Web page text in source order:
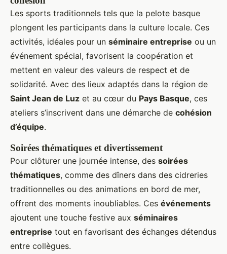
Les sports traditionnels tels que la pelote basque
plongent les participants dans la culture locale. Ces
activités, idéales pour un séminaire entreprise ou un
événement spécial, favorisent la coopération et
mettent en valeur des valeurs de respect et de
solidarité. Avec des lieux adaptés dans la région de
Saint Jean de Luz et au cœur du Pays Basque, ces
ateliers s’inscrivent dans une démarche de cohésion
d’équipe.
Soirées thématiques et divertissement
Pour clôturer une journée intense, des soirées
thématiques, comme des dîners dans des cidreries
traditionnelles ou des animations en bord de mer,
offrent des moments inoubliables. Ces événements
ajoutent une touche festive aux séminaires
entreprise tout en favorisant des échanges détendus
entre collègues.